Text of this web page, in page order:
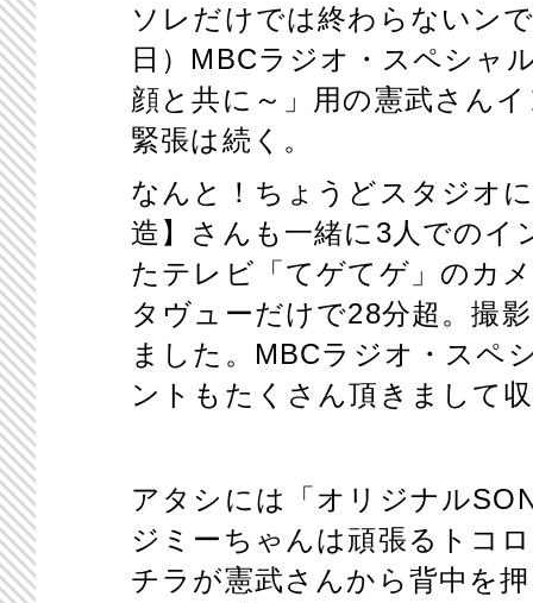
ソレだけでは終わらないン
日） MBCラジオ・スペシャ
顔と共に～」用の憲武さん
緊張は続く。
なんと！ちょうどスタジオ
造】さんも一緒に 3 人でのイ
たテレビ「てゲてゲ」のカ
タヴューだけで28分超。撮
ました。 MBCラジオ・スペ
ントもたくさん頂きまして
アタシには「オリジナル
ジミーちゃんは頑張るトコ
チラが憲武さんから背中を